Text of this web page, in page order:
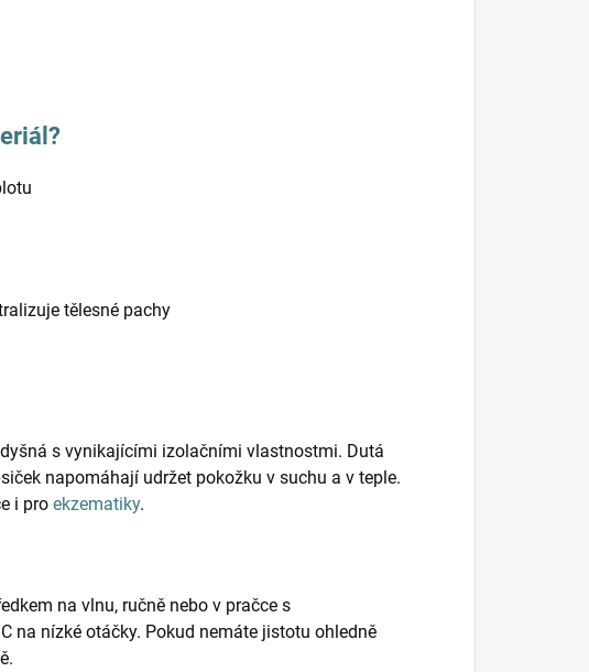
tělesné pachy
s vynikajícími izolačními vlastnostmi. Dutá
napomáhají udržet pokožku v suchu a v teple.
i pro ekzematiky.
na vlnu, ručně nebo v pračce s
na nízké otáčky. Pokud nemáte jistotu ohledně